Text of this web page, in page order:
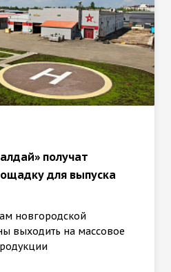
получат
для выпуска
новгородской
выходить на массовое